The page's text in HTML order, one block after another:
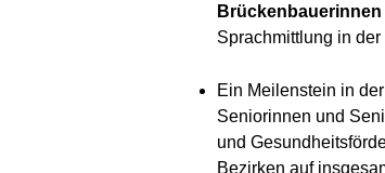
Brückenbauerinnen
Sprachmittlung in
Ein Meilenstein in
Seniorinnen und
und
Bezirken auf